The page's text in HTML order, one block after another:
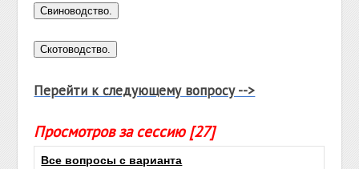
Перейти к следующему вопросу -->
Просмотров за сессию [27]
Все вопросы с варианта